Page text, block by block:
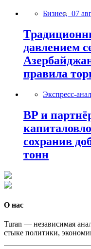
Бизнес, 07
давлением
правила
Экспресс-
BP и
сохранив
тонн
О нас
Turan — независимая
стыке политики,